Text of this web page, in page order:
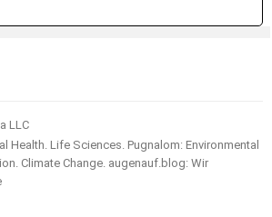
LLC
Health. Life Sciences. Pugnalom: Environmental
Climate Change. augenauf.blog: Wir